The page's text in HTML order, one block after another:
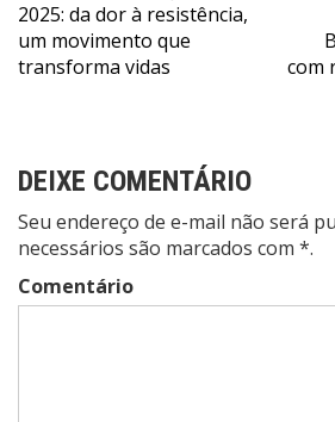
de
Post
2025: da dor à resistência,
um movimento que
transforma vidas
com
DEIXE COMENTÁRIO
Seu endereço de e-mail não será
necessários são marcados com *.
Comentário